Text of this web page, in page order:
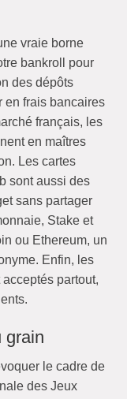
vraie borne
bankroll pour
des dépôts
en frais bancaires
français, les
en maîtres
Les cartes
sont aussi des
sans partager
Stake et
ou Ethereum, un
Enfin, les
partout,
grain
le cadre de
des Jeux